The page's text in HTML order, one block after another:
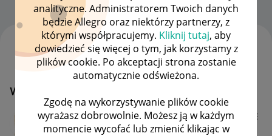
analityczne. Administratorem Twoich danych
będzie Allegro oraz niektórzy partnerzy, z
którymi współpracujemy. Kliknij tutaj, aby
dowiedzieć się więcej o tym, jak korzystamy z
plików cookie. Po akceptacji strona zostanie
automatycznie odświeżona.
Zgodę na wykorzystywanie plików cookie
wyrażasz dobrowolnie. Możesz ją w każdym
momencie wycofać lub zmienić klikając w
Początkujący sprzedawcy OPCJE
weryfikacja konta firmowego
FIRMAMIKU
#8 Zapaleniec
WSZYSTKIE TEMATY